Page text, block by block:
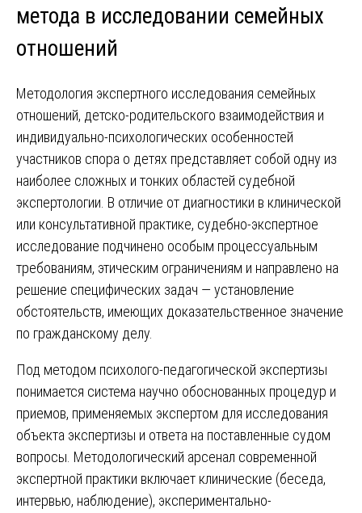
метода в исследовании семейных
отношений
Методология экспертного исследования семейных
отношений, детско-родительского взаимодействия и
индивидуально-психологических особенностей
участников спора о детях представляет собой одну из
наиболее сложных и тонких областей судебной
экспертологии. В отличие от диагностики в клинической
или консультативной практике, судебно-экспертное
исследование подчинено особым процессуальным
требованиям, этическим ограничениям и направлено на
решение специфических задач — установление
обстоятельств, имеющих доказательственное значение
по гражданскому делу.
Под методом психолого-педагогической экспертизы
понимается система научно обоснованных процедур и
приемов, применяемых экспертом для исследования
объекта экспертизы и ответа на поставленные судом
вопросы. Методологический арсенал современной
экспертной практики включает клинические (беседа,
интервью, наблюдение), экспериментально-